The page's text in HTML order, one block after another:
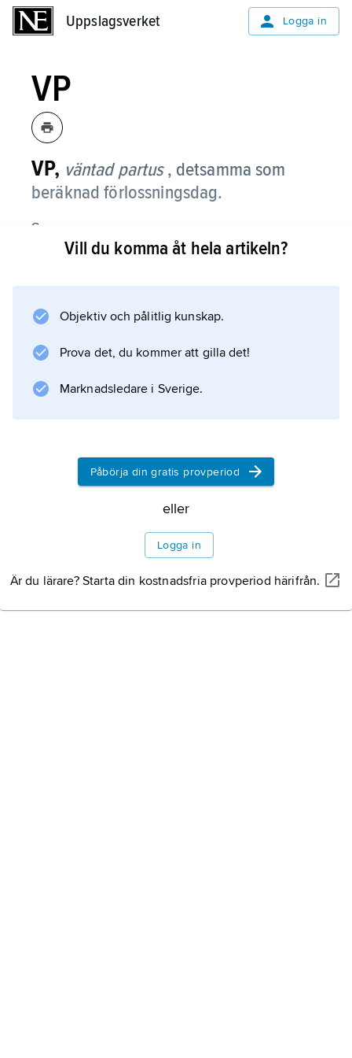
Uppslagsverket Logga in
VP
VP, väntad partus , detsamma som
beräknad förlossningsdag.
Se
graviditet
Information om artikeln
Vill du komma åt hela artikeln?
Objektiv och pålitlig kunskap.
Prova det, du kommer att gilla det!
Marknadsledare i Sverige.
Påbörja din gratis provperiod
eller
Logga in
Är du lärare? Starta din kostnadsfria provperiod härifrån.